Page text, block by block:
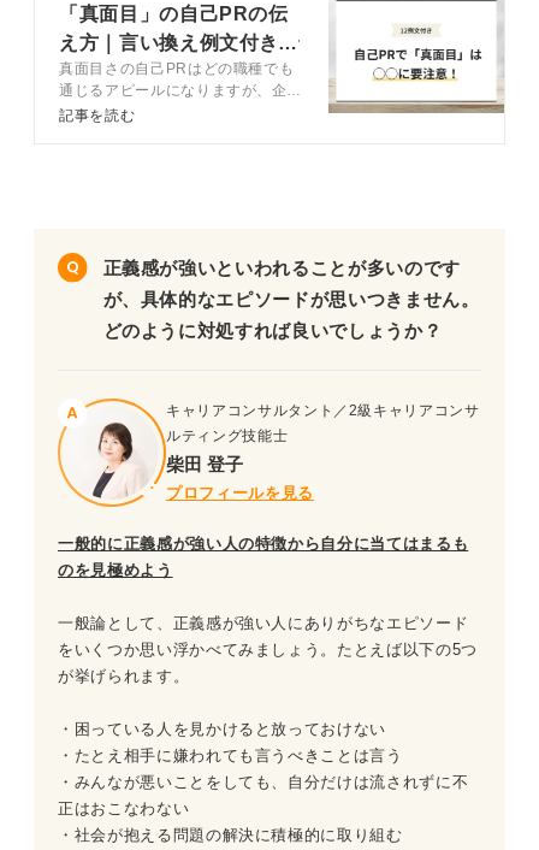
「真面目」の自己PRの伝
え方｜言い換え例文付きで
就活のプロが解説
真面目さの自己PRはどの職種でも
通じるアピールになりますが、企業
によって求める真面目さが異なるた
記事を読む
正義感が強いといわれることが多いのです
が、具体的なエピソードが思いつきません。
どのように対処すれば良いでしょうか？
キャリアコンサルタント／2級キャリアコンサ
ルティング技能士
柴田 登子
プロフィールを見る
一般的に正義感が強い人の特徴から自分に当てはまるも
のを見極めよう
一般論として、正義感が強い人にありがちなエピソード
をいくつか思い浮かべてみましょう。たとえば以下の5つ
が挙げられます。
・困っている人を見かけると放っておけない
・たとえ相手に嫌われても言うべきことは言う
・みんなが悪いことをしても、自分だけは流されずに不
正はおこなわない
・社会が抱える問題の解決に積極的に取り組む